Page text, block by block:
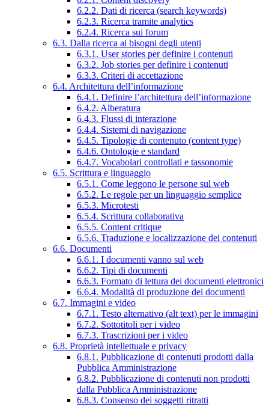
6.2.2. Dati di ricerca (search keywords)
6.2.3. Ricerca tramite analytics
6.2.4. Ricerca sui forum
6.3. Dalla ricerca ai bisogni degli utenti
6.3.1. User stories per definire i contenuti
6.3.2. Job stories per definire i contenuti
6.3.3. Criteri di accettazione
6.4. Architettura dell’informazione
6.4.1. Definire l’architettura dell’informazione
6.4.2. Alberatura
6.4.3. Flussi di interazione
6.4.4. Sistemi di navigazione
6.4.5. Tipologie di contenuto (content type)
6.4.6. Ontologie e standard
6.4.7. Vocabolari controllati e tassonomie
6.5. Scrittura e linguaggio
6.5.1. Come leggono le persone sul web
6.5.2. Le regole per un linguaggio semplice
6.5.3. Microtesti
6.5.4. Scrittura collaborativa
6.5.5. Content critique
6.5.6. Traduzione e localizzazione dei contenuti
6.6. Documenti
6.6.1. I documenti vanno sul web
6.6.2. Tipi di documenti
6.6.3. Formato di lettura dei documenti elettronici
6.6.4. Modalità di produzione dei documenti
6.7. Immagini e video
6.7.1. Testo alternativo (alt text) per le immagini
6.7.2. Sottotitoli per i video
6.7.3. Trascrizioni per i video
6.8. Proprietà intellettuale e privacy
6.8.1. Pubblicazione di contenuti prodotti dalla
Pubblica Amministrazione
6.8.2. Pubblicazione di contenuti non prodotti
dalla Pubblica Amministrazione
6.8.3. Consenso dei soggetti ritratti